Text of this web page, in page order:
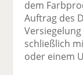
dem
Auftrag des
schließlich
oder einem